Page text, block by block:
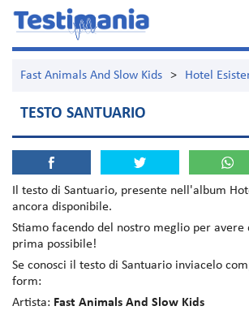
Fast Animals And Slow Kids > Hotel
TESTO SANTUARIO
Il testo di Santuario, presente nell'album
ancora disponibile.
Stiamo facendo del nostro meglio per avere
prima possibile!
Se conosci il testo di Santuario inviacelo
form:
Artista: Fast Animals And Slow Kids